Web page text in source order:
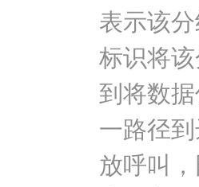
表示该
标识将
到将数
一路径
放呼叫